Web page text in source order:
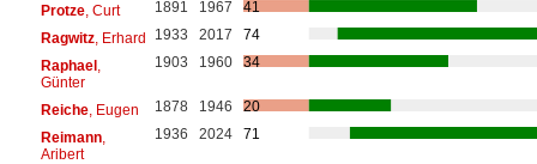
Protze, Curt 1891 1967
41
Ragwitz, Erhard 1933 2017
74
Raphael,
Günter
1903 1960 34
Reiche, Eugen 1878 1946
20
Reimann,
Aribert
1936 2024 71